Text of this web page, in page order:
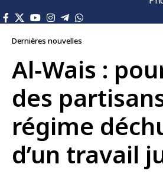
Dernières nouvelles
Al‑Wais :
des
régime
d’un travail